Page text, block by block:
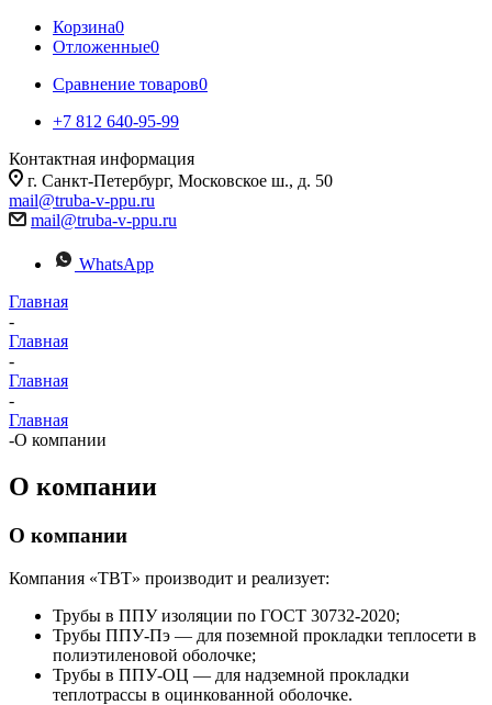
Корзина0
Отложенные0
Сравнение товаров0
+7 812 640-95-99
Контактная информация
г. Санкт-Петербург, Московское ш., д. 50
mail@truba-v-ppu.ru
mail@truba-v-ppu.ru
WhatsApp
Главная
-
Главная
-
Главная
-
Главная
-О компании
О компании
О компании
Компания «ТВТ» производит и реализует:
Трубы в ППУ изоляции по ГОСТ 30732-2020;
Трубы ППУ-Пэ — для поземной прокладки теплосети в
полиэтиленовой оболочке;
Трубы в ППУ-ОЦ — для надземной прокладки
теплотрассы в оцинкованной оболочке.